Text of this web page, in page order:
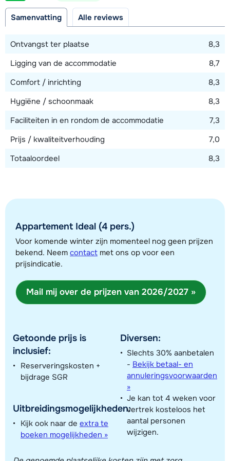
250 meter
1000 meter
Afstand tot skibushalte
Bekijk kaart
Deze kaart geeft een indicatie van de ligging van onze accommodaties. De
exacte locatie kan enigszins afwijken.
Samenvatting Alle reviews
Ontvangst ter plaatse
8,3
Ligging van de accommodatie
8,7
Comfort / inrichting
8,3
Hygiëne / schoonmaak
8,3
Faciliteiten in en rondom de accommodatie
7,3
Prijs / kwaliteitverhouding
7,0
Totaaloordeel
8,3
Appartement Ideal (4 pers.)
Voor komende winter zijn momenteel nog geen prijzen
bekend. Neem contact met ons op voor een
prijsindicatie.
Mail mij over de prijzen van 2026/2027 »
Getoonde prijs is
inclusief:
Reserveringskosten +
bijdrage SGR
Uitbreidingsmogelijkheden:
Kijk ook naar de extra te
boeken mogelijkheden »
Diversen:
Slechts 30% aanbetalen
- Bekijk betaal- en
annuleringsvoorwaarden
»
Je kan tot 4 weken voor
vertrek kosteloos het
aantal personen
wijzigen.